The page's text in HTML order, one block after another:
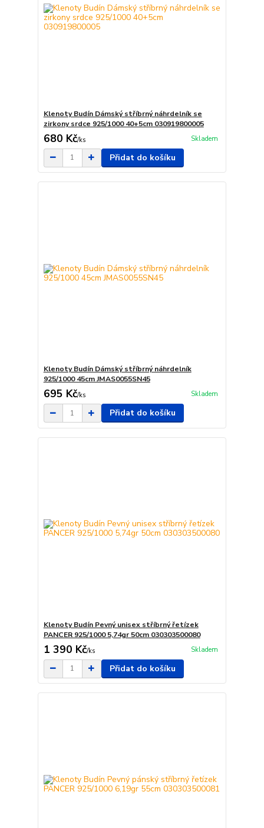
Klenoty Budín Dámský stříbrný náhrdelník se
zirkony srdce 925/1000 40+5cm 030919800005
680 Kč/ks Skladem
Přidat do košíku
Klenoty Budín Dámský stříbrný náhrdelník
925/1000 45cm JMAS0055SN45
695 Kč/ks Skladem
Přidat do košíku
Klenoty Budín Pevný unisex stříbrný řetízek
PANCER 925/1000 5,74gr 50cm 030303500080
1 390 Kč/ks Skladem
Přidat do košíku